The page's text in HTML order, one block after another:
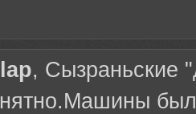
, Сызраньские